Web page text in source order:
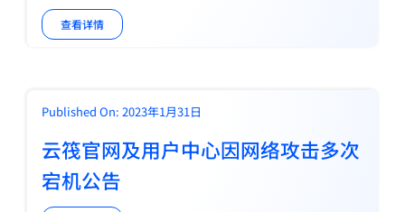
查看详情
Published On: 2023年1月31日
云筏官网及用户中心因网络攻击多次
宕机公告